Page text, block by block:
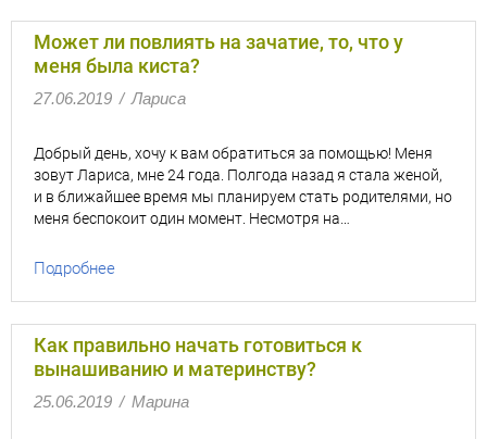
Может ли повлиять на зачатие, то, что у
меня была киста?
27.06.2019 / Лариса
Добрый день, хочу к вам обратиться за помощью! Меня
зовут Лариса, мне 24 года. Полгода назад я стала женой,
и в ближайшее время мы планируем стать родителями, но
меня беспокоит один момент. Несмотря на…
Подробнее
Как правильно начать готовиться к
вынашиванию и материнству?
25.06.2019 / Марина